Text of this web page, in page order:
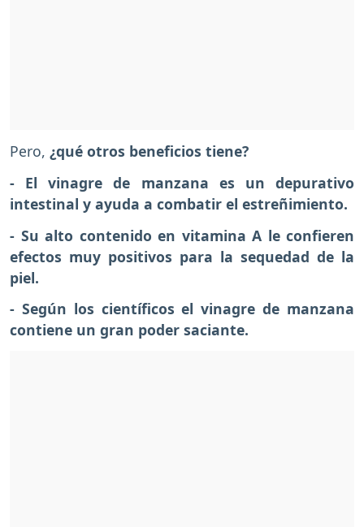
Pero, ¿qué otros beneficios tiene?
- El vinagre de manzana es un depurativo
intestinal y ayuda a combatir el estreñimiento.
- Su alto contenido en vitamina A le confieren
efectos muy positivos para la sequedad de la
piel.
- Según los científicos el vinagre de manzana
contiene un gran poder saciante.